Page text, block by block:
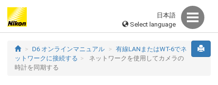
日本語
Select language
D6 オンラインマニュアル
有線LANまたはWT-6でネ
ットワークに接続する
ネットワークを使用してカメラの
時計を同期する